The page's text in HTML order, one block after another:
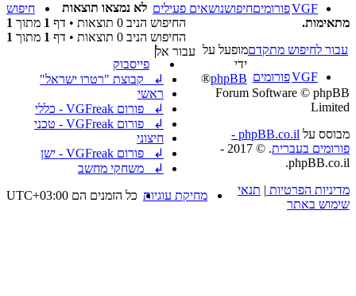
VGFפורומיםחיפושנושאים פעילים חיפוש
החיפוש הניב 0 תוצאות • דף 1 מתוך 1
לא נמצאו תוצאות
מתאימות.
החיפוש הניב 0 תוצאות • דף
1 מתוך 1
עבור לחיפוש מתקדם
עבור אל
פייסבוק
↲ קבוצת "רטרו ישראל"
ראשי
↲ פורום VGFreak - כללי
↲ פורום VGFreak - טכני
חיצוני
↲ פורום VGFreak - ישן
↲ משחקי מחשב
VGFפורומים
כל הזמנים הם UTC+03:00 מחיקת עוגיות
מופעל על
ידי
phpBB
®
Forum Software © phpBB
Limited
מבוסס על
phpBB.co.il -
פורומים בעברית
. © 2017 -
phpBB.co.il.
מדיניות הפרטיות | תנאי
שימוש באתר